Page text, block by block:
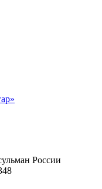
России